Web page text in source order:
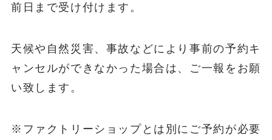
前日まで受け付けます。
天候や自然災害、事故などにより事前の予約キ
ャンセルができなかった場合は、ご一報をお願
い致します。
※ファクトリーショップとは別にご予約が必要